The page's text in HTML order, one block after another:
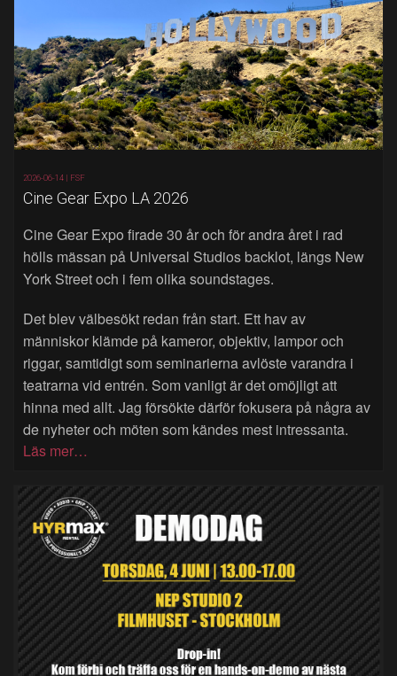
2026-06-14 | FSF
Cine Gear Expo LA 2026
Cine Gear Expo firade 30 år och för andra året i rad
hölls mässan på Universal Studios backlot, längs New
York Street och i fem olika soundstages.
Det blev välbesökt redan från start. Ett hav av
människor klämde på kameror, objektiv, lampor och
riggar, samtidigt som seminarierna avlöste varandra i
teatrarna vid entrén. Som vanligt är det omöjligt att
hinna med allt. Jag försökte därför fokusera på några av
de nyheter och möten som kändes mest intressanta.
Läs mer…